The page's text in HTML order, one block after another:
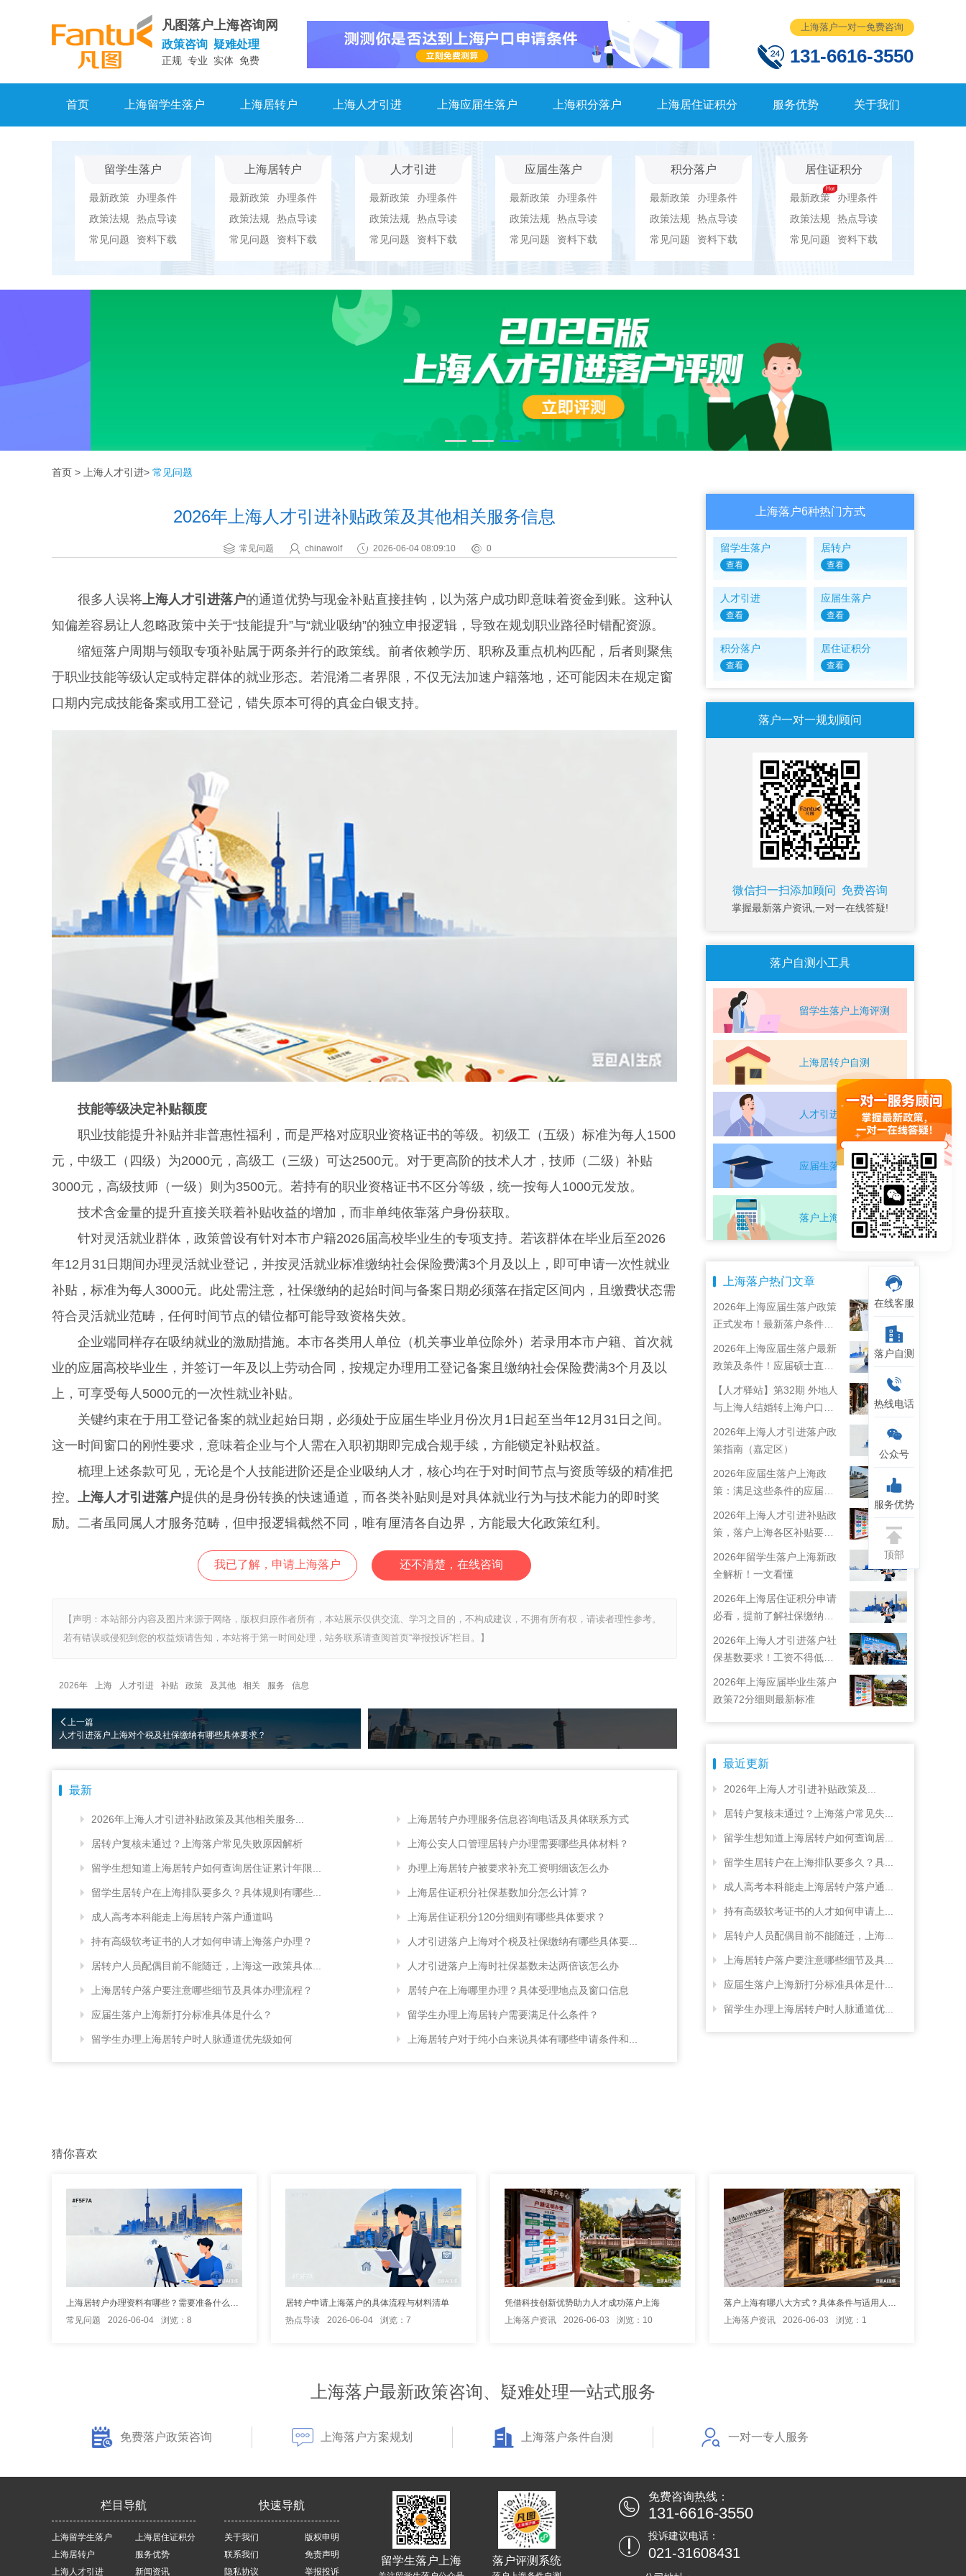
凡图落户上海咨询网
政策咨询 疑难处理
正规 专业 实体 免费
上海落户一对一免费咨询
131-6616-3550
首页 上海留学生落户 上海居转户 上海人才引进 上海应届生落户 上海积分落户 上海居住证积分 服务优势 关于我们
留学生落户
最新政策
办理条件
政策法规
热点导读
常见问题
资料下载
上海居转户
最新政策
办理条件
政策法规
热点导读
常见问题
资料下载
人才引进
最新政策
办理条件
政策法规
热点导读
常见问题
资料下载
应届生落户
最新政策
办理条件
政策法规
热点导读
常见问题
资料下载
积分落户
最新政策
办理条件
政策法规
热点导读
常见问题
资料下载
居住证积分
最新政策
办理条件
政策法规
热点导读
常见问题
资料下载
首页 > 上海人才引进> 常见问题
2026年上海人才引进补贴政策及其他相关服务信息
常见问题 chinawolf 2026-06-04 08:09:10 0
很多人误将上海人才引进落户的通道优势与现金补贴直接挂钩，以为落户成功即意味着资金到账。这种认
知偏差容易让人忽略政策中关于“技能提升”与“就业吸纳”的独立申报逻辑，导致在规划职业路径时错配资源。
缩短落户周期与领取专项补贴属于两条并行的政策线。前者依赖学历、职称及重点机构匹配，后者则聚焦
于职业技能等级认定或特定群体的就业形态。若混淆二者界限，不仅无法加速户籍落地，还可能因未在规定窗
口期内完成技能备案或用工登记，错失原本可得的真金白银支持。
技能等级决定补贴额度
职业技能提升补贴并非普惠性福利，而是严格对应职业资格证书的等级。初级工（五级）标准为每人1500
元，中级工（四级）为2000元，高级工（三级）可达2500元。对于更高阶的技术人才，技师（二级）补贴
3000元，高级技师（一级）则为3500元。若持有的职业资格证书不区分等级，统一按每人1000元发放。
技术含金量的提升直接关联着补贴收益的增加，而非单纯依靠落户身份获取。
针对灵活就业群体，政策曾设有针对本市户籍2026届高校毕业生的专项支持。若该群体在毕业后至2026
年12月31日期间办理灵活就业登记，并按灵活就业标准缴纳社会保险费满3个月及以上，即可申请一次性就业
补贴，标准为每人3000元。此处需注意，社保缴纳的起始时间与备案日期必须落在指定区间内，且缴费状态需
符合灵活就业范畴，任何时间节点的错位都可能导致资格失效。
企业端同样存在吸纳就业的激励措施。本市各类用人单位（机关事业单位除外）若录用本市户籍、首次就
业的应届高校毕业生，并签订一年及以上劳动合同，按规定办理用工登记备案且缴纳社会保险费满3个月及以
上，可享受每人5000元的一次性就业补贴。
关键约束在于用工登记备案的就业起始日期，必须处于应届生毕业月份次月1日起至当年12月31日之间。
这一时间窗口的刚性要求，意味着企业与个人需在入职初期即完成合规手续，方能锁定补贴权益。
梳理上述条款可见，无论是个人技能进阶还是企业吸纳人才，核心均在于对时间节点与资质等级的精准把
控。
上海人才引进落户提供的是身份转换的快速通道，而各类补贴则是对具体就业行为与技术能力的即时奖
励。二者虽同属人才服务范畴，但申报逻辑截然不同，唯有厘清各自边界，方能最大化政策红利。
我已了解，申请上海落户 还不清楚，在线咨询
【声明：本站部分内容及图片来源于网络，版权归原作者所有，本站展示仅供交流、学习之目的，不构成建议，不拥有所有权，请读者理性参考。
若有错误或侵犯到您的权益烦请告知，本站将于第一时间处理，站务联系请查阅首页“举报投诉”栏目。】
2026年 上海 人才引进 补贴 政策 及其他 相关 服务 信息
上一篇
人才引进落户上海对个税及社保缴纳有哪些具体要求？
最新
2026年上海人才引进补贴政策及其他相关服务...
居转户复核未通过？上海落户常见失败原因解析
留学生想知道上海居转户如何查询居住证累计年限...
留学生居转户在上海排队要多久？具体规则有哪些...
成人高考本科能走上海居转户落户通道吗
持有高级软考证书的人才如何申请上海落户办理？
居转户人员配偶目前不能随迁，上海这一政策具体...
上海居转户落户要注意哪些细节及具体办理流程？
应届生落户上海新打分标准具体是什么？
留学生办理上海居转户时人脉通道优先级如何
上海居转户办理服务信息咨询电话及具体联系方式
上海公安人口管理居转户办理需要哪些具体材料？
办理上海居转户被要求补充工资明细该怎么办
上海居住证积分社保基数加分怎么计算？
上海居住证积分120分细则有哪些具体要求？
人才引进落户上海对个税及社保缴纳有哪些具体要...
人才引进落户上海时社保基数未达两倍该怎么办
居转户在上海哪里办理？具体受理地点及窗口信息
留学生办理上海居转户需要满足什么条件？
上海居转户对于纯小白来说具体有哪些申请条件和...
上海落户6种热门方式
留学生落户
查看
居转户
查看
人才引进
查看
应届生落户
查看
积分落户
查看
居住证积分
查看
落户一对一规划顾问
微信扫一扫添加顾问 免费咨询
掌握最新落户资讯,一对一在线答疑!
落户自测小工具
留学生落户上海评测
上海居转户自测
人才引进落户评测
应届生落户上海自测
落户上海条件自测
上海落户热门文章
2026年上海应届生落户政策
正式发布！最新落户条件及
流程解析！
2026年上海应届生落户最新
政策及条件！应届硕士直接
落户上海！
【人才驿站】第32期 外地人
与上海人结婚转上海户口攻
略来啦！
2026年上海人才引进落户政
策指南（嘉定区）
2026年应届生落户上海政
策：满足这些条件的应届生
就能落户上海啦！
2026年上海人才引进补贴政
策，落户上海各区补贴要求
2026年留学生落户上海新政
全解析！一文看懂
2026年上海居住证积分申请
必看，提前了解社保缴纳要
2026年上海人才引进落户社
保基数要求！工资不得低于
22792元！
2026年上海应届毕业生落户
政策72分细则最新标准
最近更新
2026年上海人才引进补贴政策及...
居转户复核未通过？上海落户常见失...
留学生想知道上海居转户如何查询居...
留学生居转户在上海排队要多久？具...
成人高考本科能走上海居转户落户通...
持有高级软考证书的人才如何申请上...
居转户人员配偶目前不能随迁，上海...
上海居转户落户要注意哪些细节及具...
应届生落户上海新打分标准具体是什...
留学生办理上海居转户时人脉通道优...
猜你喜欢
上海居转户办理资料有哪些？需要准备什么材料
常见问题
2026-06-04 浏览：8
居转户申请上海落户的具体流程与材料清单
热点导读
2026-06-04 浏览：7
凭借科技创新优势助力人才成功落户上海
上海落户资讯
2026-06-03 浏览：10
落户上海有哪八大方式？具体条件与适用人群解析
上海落户资讯
2026-06-03 浏览：1
上海落户最新政策咨询、疑难处理一站式服务
免费落户政策咨询 上海落户方案规划 上海落户条件自测 一对一专人服务
栏目导航
上海留学生落户
上海居转户
上海人才引进
上海居住证积分
服务优势
新闻资讯
快速导航
关于我们
联系我们
隐私协议
版权申明
免责声明
举报投诉
留学生落户上海 落户评测系统
免费咨询热线：
131-6616-3550
投诉建议电话：
021-31608431
在线客服
落户自测
热线电话
公众号
服务优势
顶部